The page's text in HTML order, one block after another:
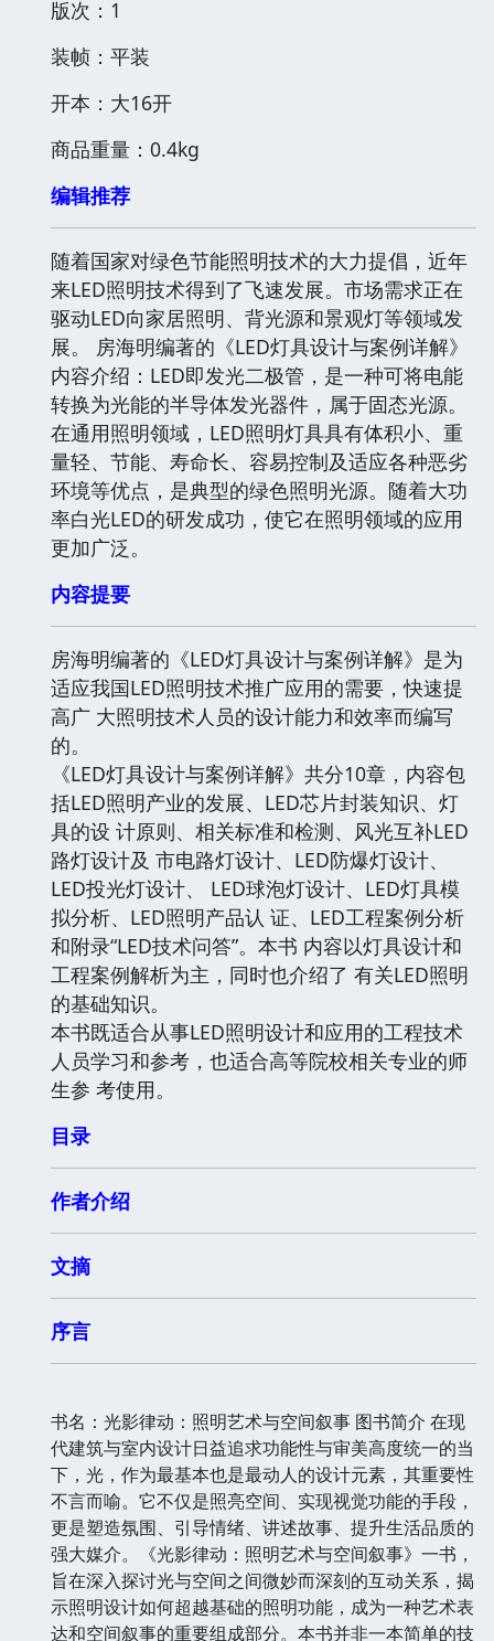
版次：1
装帧：平装
开本：大16开
商品重量：0.4kg
编辑推荐
随着国家对绿色节能照明技术的大力提倡，近年
来LED照明技术得到了飞速发展。市场需求正在
驱动LED向家居照明、背光源和景观灯等领域发
展。 房海明编著的《LED灯具设计与案例详解》
内容介绍：LED即发光二极管，是一种可将电能
转换为光能的半导体发光器件，属于固态光源。
在通用照明领域，LED照明灯具具有体积小、重
量轻、节能、寿命长、容易控制及适应各种恶劣
环境等优点，是典型的绿色照明光源。随着大功
率白光LED的研发成功，使它在照明领域的应用
更加广泛。
内容提要
房海明编著的《LED灯具设计与案例详解》是为
适应我国LED照明技术推广应用的需要，快速提
高广 大照明技术人员的设计能力和效率而编写
的。
《LED灯具设计与案例详解》共分10章，内容包
括LED照明产业的发展、LED芯片封装知识、灯
具的设 计原则、相关标准和检测、风光互补LED
路灯设计及 市电路灯设计、LED防爆灯设计、
LED投光灯设计、 LED球泡灯设计、LED灯具模
拟分析、LED照明产品认 证、LED工程案例分析
和附录“LED技术问答”。本书 内容以灯具设计和
工程案例解析为主，同时也介绍了 有关LED照明
的基础知识。
本书既适合从事LED照明设计和应用的工程技术
人员学习和参考，也适合高等院校相关专业的师
生参 考使用。
目录
作者介绍
文摘
序言
书名：光影律动：照明艺术与空间叙事 图书简介 在现
代建筑与室内设计日益追求功能性与审美高度统一的当
下，光，作为最基本也是最动人的设计元素，其重要性
不言而喻。它不仅是照亮空间、实现视觉功能的手段，
更是塑造氛围、引导情绪、讲述故事、提升生活品质的
强大媒介。《光影律动：照明艺术与空间叙事》一书，
旨在深入探讨光与空间之间微妙而深刻的互动关系，揭
示照明设计如何超越基础的照明功能，成为一种艺术表
达和空间叙事的重要组成部分。本书并非一本简单的技